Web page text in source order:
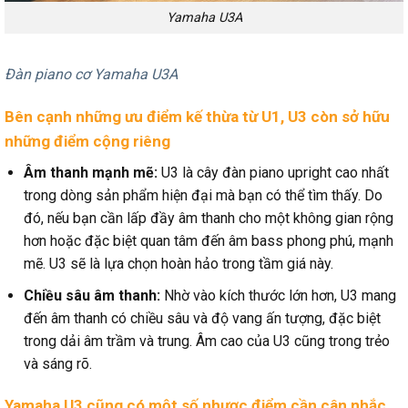
Yamaha U3A
Đàn piano cơ Yamaha U3A
Bên cạnh những ưu điểm kế thừa từ U1, U3 còn sở hữu
những điểm cộng riêng
Âm thanh mạnh mẽ:U3 là cây đàn piano upright cao nhất
trong dòng sản phẩm hiện đại mà bạn có thể tìm thấy. Do
đó, nếu bạn cần lấp đầy âm thanh cho một không gian rộng
hơn hoặc đặc biệt quan tâm đến âm bass phong phú, mạnh
mẽ. U3 sẽ là lựa chọn hoàn hảo trong tầm giá này.
Chiều sâu âm thanh:Nhờ vào kích thước lớn hơn, U3 mang
đến âm thanh có chiều sâu và độ vang ấn tượng, đặc biệt
trong dải âm trầm và trung. Âm cao của U3 cũng trong trẻo
và sáng rõ.